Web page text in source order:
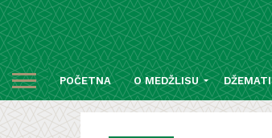
POČETNA O MEDŽLISU DŽEMATI